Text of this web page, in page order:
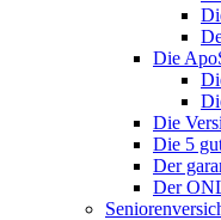
Die
Die
Die 5
Der
Der